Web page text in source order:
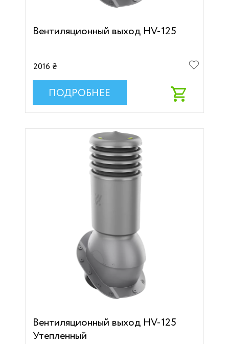
Вентиляционный выход HV-125
2016 ₴
ПОДРОБНЕЕ
Вентиляционный выход HV-125
Утепленный